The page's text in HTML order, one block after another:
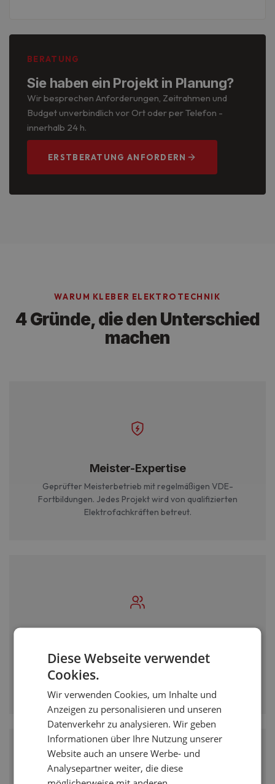
BERATUNG
Sie haben ein Projekt in Planung?
Wir besprechen Anforderungen, Zeitrahmen und
Budget unverbindlich vor Ort oder per Telefon -
innerhalb 24 h.
ERSTBERATUNG ANFORDERN
WARUM KLEBER ELEKTROTECHNIK
4 Gründe, die den Unterschied
machen
Meister-Expertise
Geprüfter Meisterbetrieb mit regelmäßigen VDE-
Fortbildungen. Jedes Projekt wird von qualifizierten
Elektrofachkräften betreut.
Sie sprechen direkt mit Ihrem persönlichen Projektleiter -
keine Callcenter, keine Warteschleifen. Beratung auf
Diese Webseite verwendet
Cookies.
Wir verwenden Cookies, um Inhalte und
Anzeigen zu personalisieren und unseren
Datenverkehr zu analysieren. Wir geben
Informationen über Ihre Nutzung unserer
Website auch an unsere Werbe- und
Analysepartner weiter, die diese